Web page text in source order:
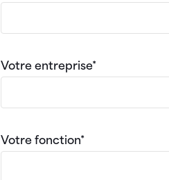
Votre entreprise*
Votre fonction*